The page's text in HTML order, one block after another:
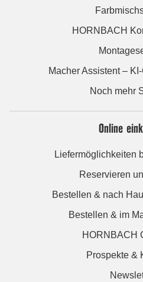
HORNBACH
Macher Assistent –
Noch mehr
Online
Liefermöglichkeiten
Reservieren
Bestellen & nach
Bestellen & im
HORNBACH
Prospekte &